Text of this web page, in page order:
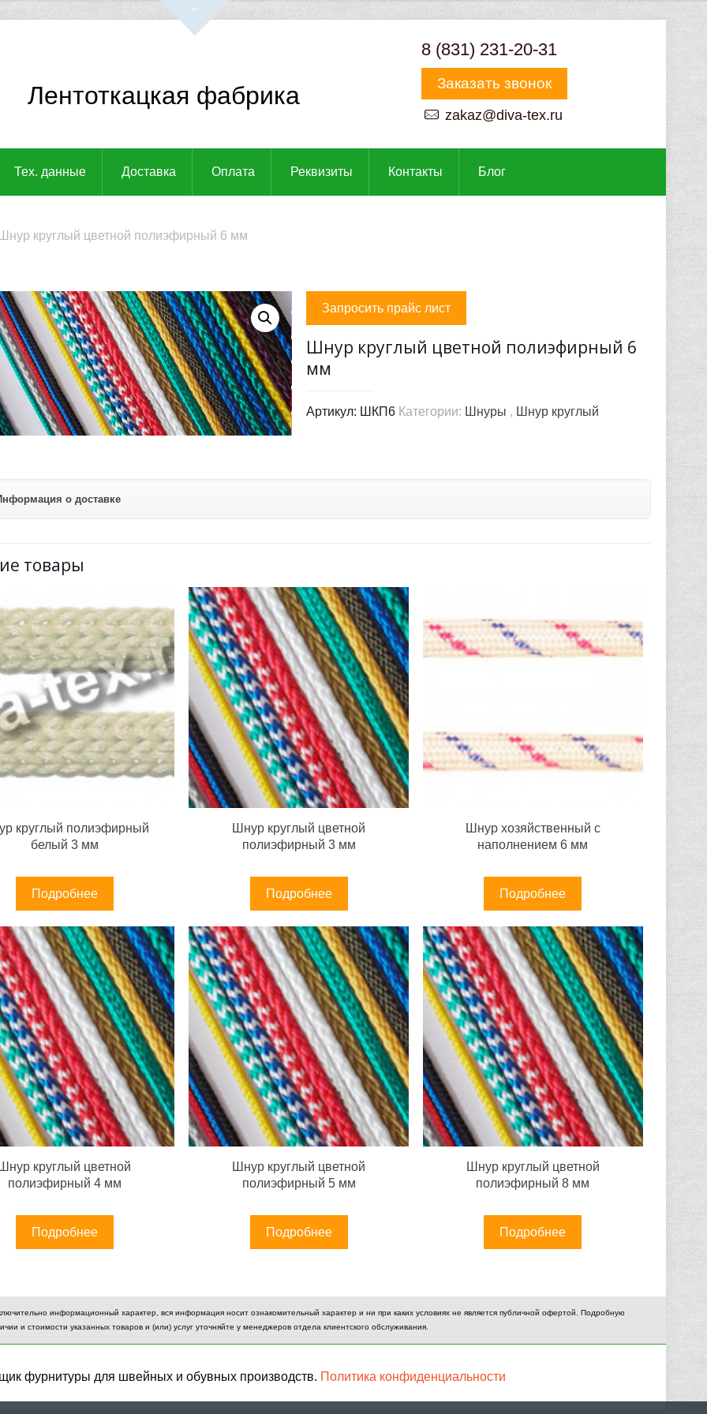
Лентоткацкая фабрика
8 (831) 231-20-31
Заказать звонок
zakaz@diva-tex.ru
Тех. данные Доставка Оплата Реквизиты Контакты Блог
круглый цветной полиэфирный 6 мм
Запросить прайс лист
Шнур круглый цветной полиэфирный 6
мм
Артикул: ШКП6 Категории: Шнуры , Шнур круглый
о доставке
товары
круглый полиэфирный
белый 3 мм
Подробнее
Шнур круглый цветной
полиэфирный 3 мм
Подробнее
Шнур хозяйственный с
наполнением 6 мм
Подробнее
круглый цветной
полиэфирный 4 мм
Подробнее
Шнур круглый цветной
полиэфирный 5 мм
Подробнее
Шнур круглый цветной
полиэфирный 8 мм
Подробнее
информационный характер, вся информация носит ознакомительный характер и ни при каких условиях не является публичной офертой. Подробную
и стоимости указанных товаров и (или) услуг уточняйте у менеджеров отдела клиентского обслуживания.
фурнитуры для швейных и обувных производств. Политика конфиденциальности